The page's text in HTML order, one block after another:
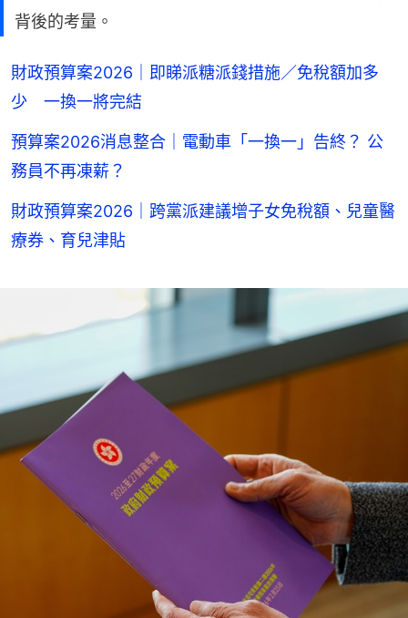
背後的考量。
財政預算案2026｜即睇派糖派錢措施／免稅額加多
少 一換一將完結
預算案2026消息整合｜電動車「一換一」告終？ 公
務員不再凍薪？
財政預算案2026｜跨黨派建議增子女免稅額、兒童醫
療券、育兒津貼